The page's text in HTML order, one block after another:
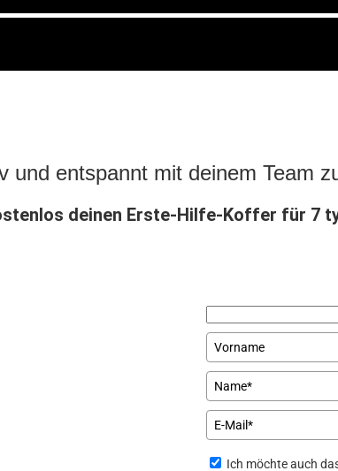
und entspannt mit deinem Team
deinen Erste-Hilfe-Koffer für 7
Ich möchte auch das regelmäßige Führungskräfte-Knowhow, mit